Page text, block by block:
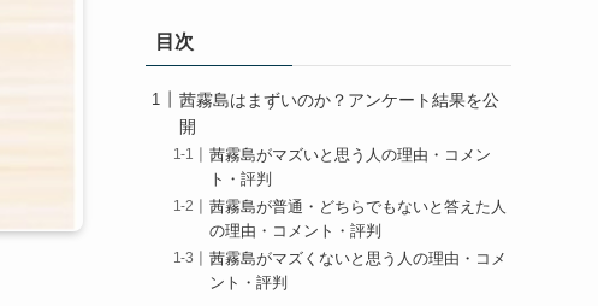
目次
茜霧島はまずいのか？アンケート結果を公
開
茜霧島がマズいと思う人の理由・コメン
ト・評判
茜霧島が普通・どちらでもないと答えた人
の理由・コメント・評判
茜霧島がマズくないと思う人の理由・コメ
ント・評判